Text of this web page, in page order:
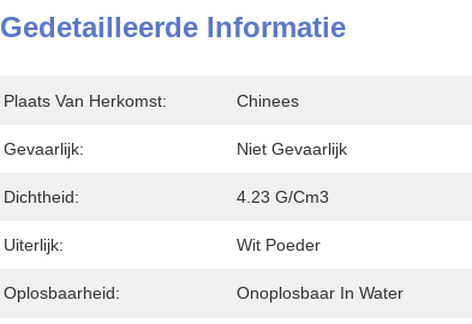
Gedetailleerde Informatie
Plaats Van Herkomst: Chinees
Gevaarlijk: Niet Gevaarlijk
Dichtheid: 4.23 G/cm3
Uiterlijk: Wit Poeder
Oplosbaarheid: Onoplosbaar In Water